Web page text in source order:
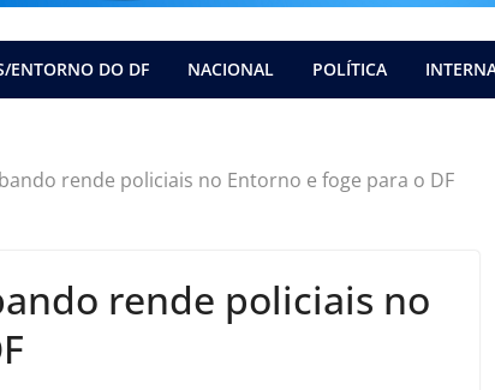
ENTORNO DO DF NACIONAL POLÍTICA
rende policiais no Entorno e foge para o DF
rende policiais no